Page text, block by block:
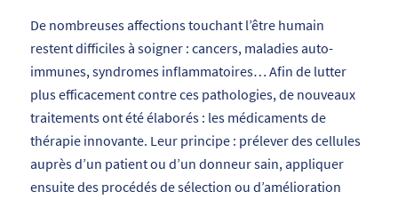
De nombreuses affections touchant l’être humain
restent difficiles à soigner : cancers, maladies auto-
immunes, syndromes inflammatoires… Afin de lutter
plus efficacement contre ces pathologies, de nouveaux
traitements ont été élaborés : les médicaments de
thérapie innovante. Leur principe : prélever des cellules
auprès d’un patient ou d’un donneur sain, appliquer
ensuite des procédés de sélection ou d’amélioration